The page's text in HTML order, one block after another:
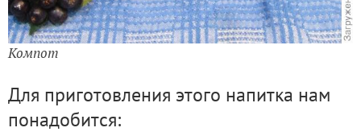
Компот
Для приготовления этого напитка нам
понадобится: